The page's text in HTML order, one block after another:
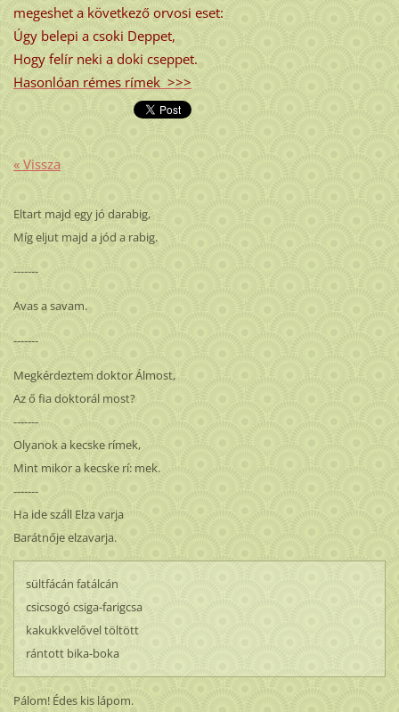
megeshet a következő orvosi eset:
Úgy belepi a csoki Deppet,
Hogy felír neki a doki cseppet.
Hasonlóan rémes rímek >>>
« Vissza
Eltart majd egy jó darabig,
Míg eljut majd a jód a rabig.
-------
Avas a savam.
-------
Megkérdeztem doktor Álmost,
Az ő fia doktorál most?
-------
Olyanok a kecske rímek,
Mint mikor a kecske rí: mek.
-------
Ha ide száll Elza varja
Barátnője elzavarja.
sültfácán fatálcán
csicsogó csiga-farigcsa
kakukkvelővel töltött
rántott bika-boka
Pálom! Édes kis lápom.